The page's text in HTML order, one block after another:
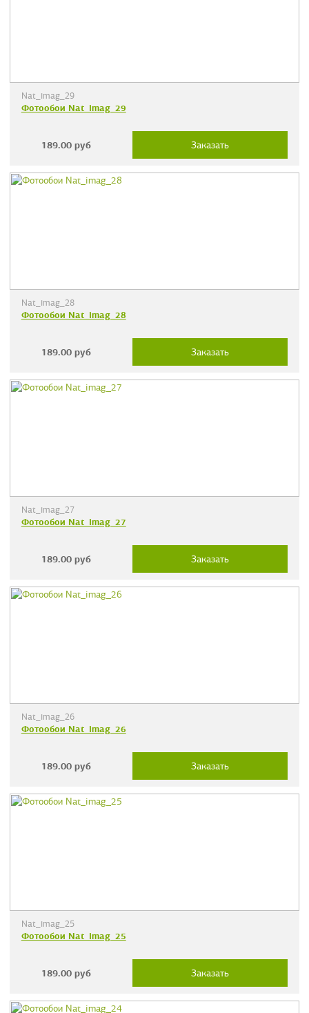
Nat_imag_29
Фотообои Nat_imag_29
189.00 руб Заказать
Nat_imag_28
Фотообои Nat_imag_28
189.00 руб Заказать
Nat_imag_27
Фотообои Nat_imag_27
189.00 руб Заказать
Nat_imag_26
Фотообои Nat_imag_26
189.00 руб Заказать
Nat_imag_25
Фотообои Nat_imag_25
189.00 руб Заказать